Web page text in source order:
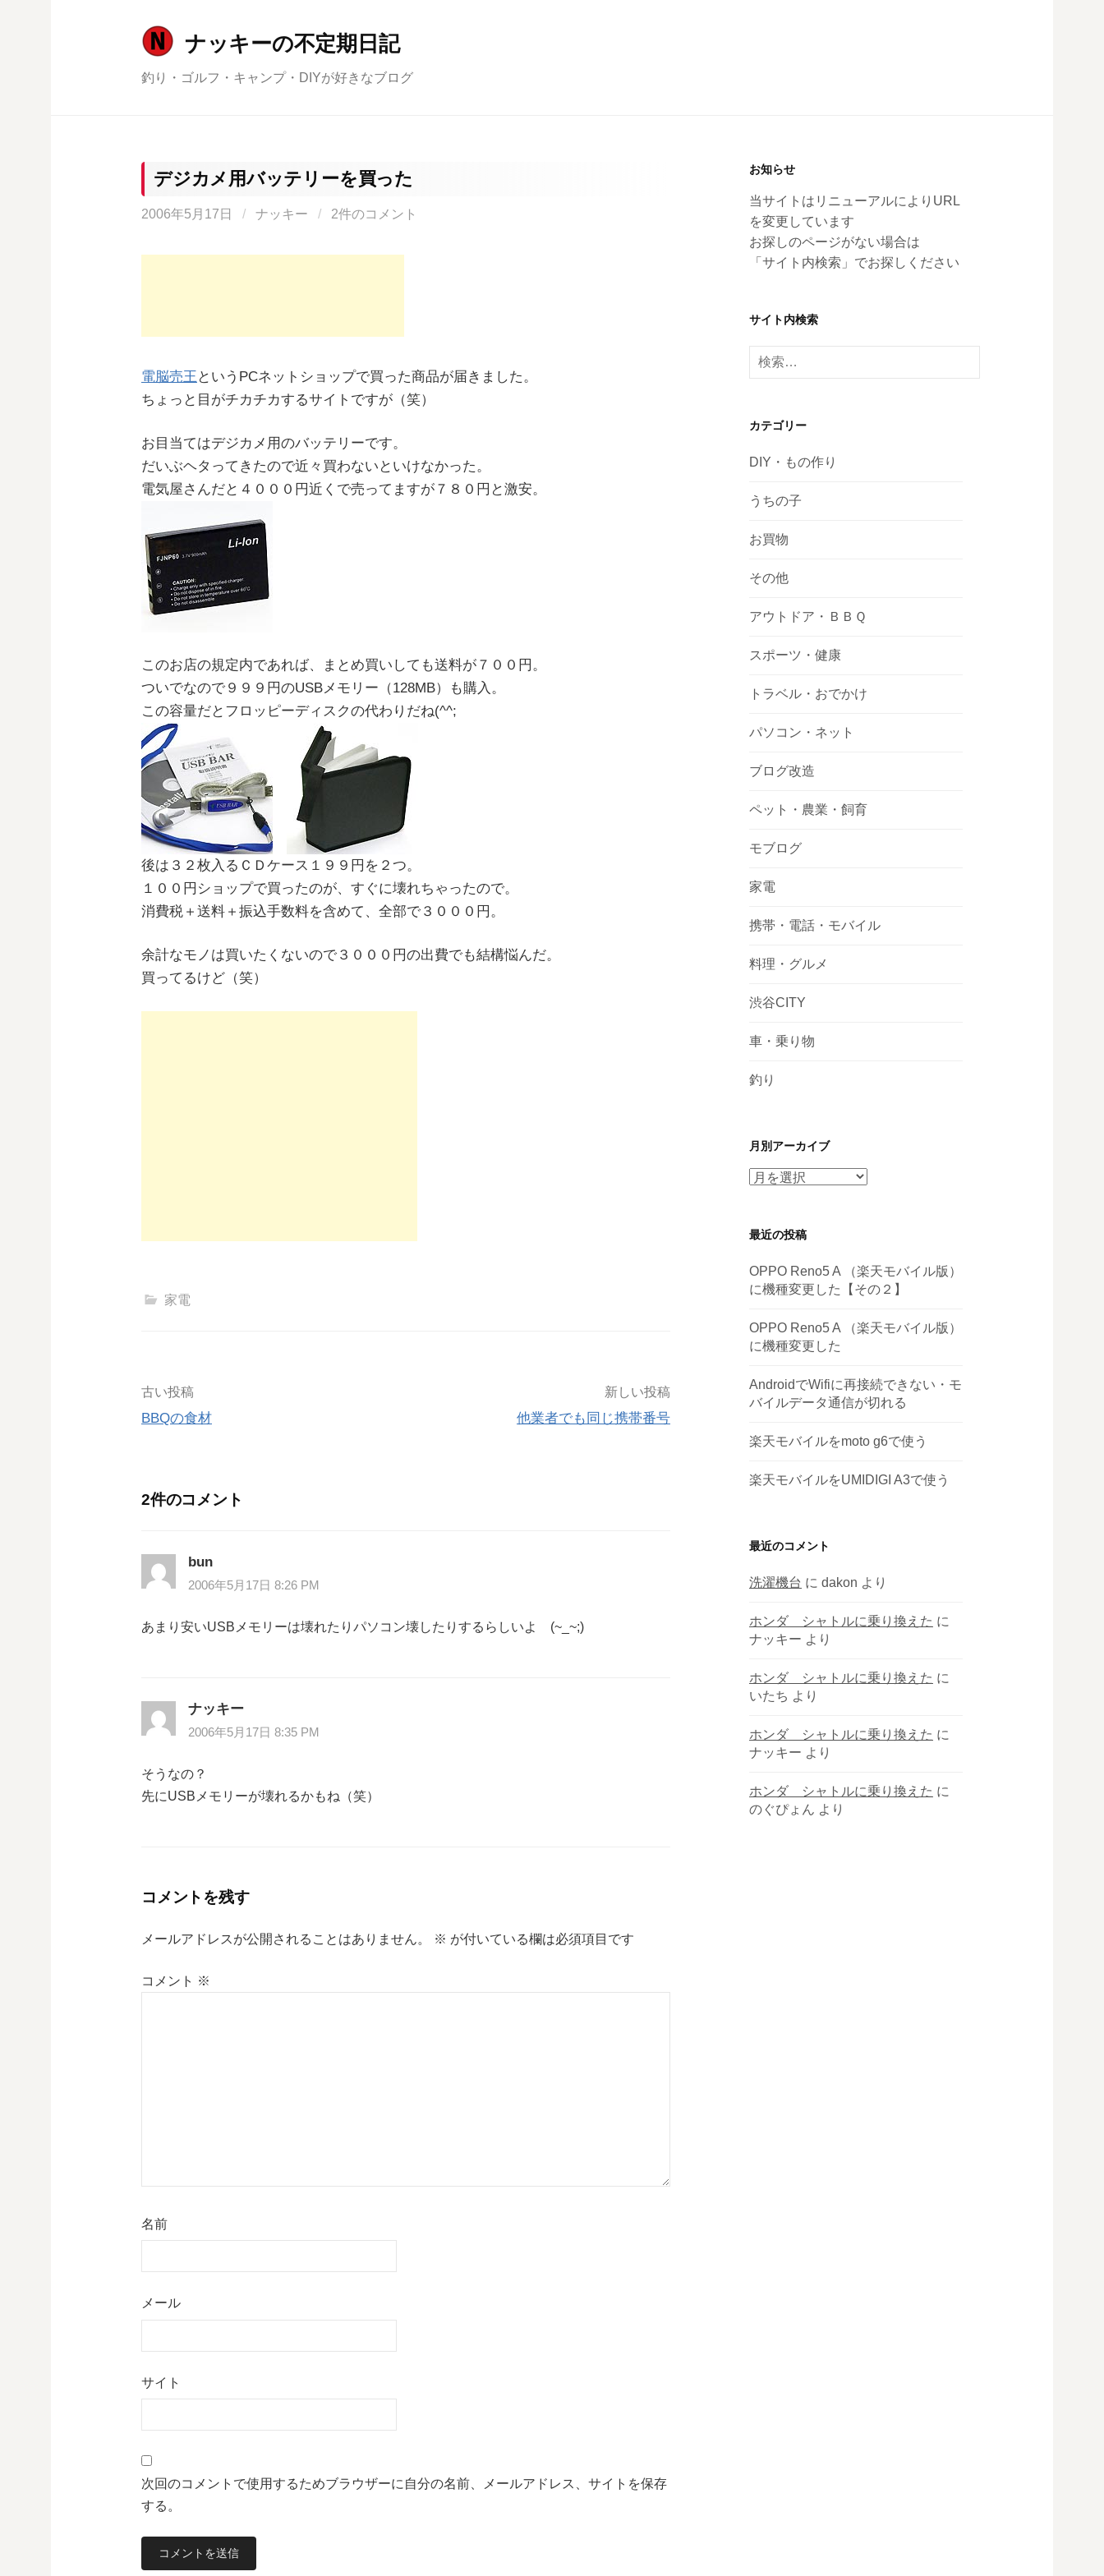
ナッキーの不定期日記
釣り・ゴルフ・キャンプ・DIYが好きなブログ
デジカメ用バッテリーを買った
2006年5月17日 / ナッキー / 2件のコメント
電脳売王 というPCネットショップで買った商品が届きました。
ちょっと目がチカチカするサイトですが（笑）
お目当てはデジカメ用のバッテリーです。
だいぶヘタってきたので近々買わないといけなかった。
電気屋さんだと４０００円近くで売ってますが７８０円と激安。
このお店の規定内であれば、まとめ買いしても送料が７００円。
ついでなので９９９円のUSBメモリー（128MB）も購入。
この容量だとフロッピーディスクの代わりだね(^^;
後は３２枚入るＣＤケース１９９円を２つ。
１００円ショップで買ったのが、すぐに壊れちゃったので。
消費税＋送料＋振込手数料を含めて、全部で３０００円。
余計なモノは買いたくないので３０００円の出費でも結構悩んだ。
買ってるけど（笑）
家電
投
ビ
ゲ
ー
シ
ン
古い投稿
BBQの食材
新しい投稿
他業者でも同じ携帯番号
2件のコメント
bun
2006年5月17日 8:26 PM
あまり安いUSBメモリーは壊れたりパソコン壊したりするらしいよ (~_~;)
ナッキー
2006年5月17日 8:35 PM
そうなの？
先にUSBメモリーが壊れるかもね（笑）
コメントを残す
メールアドレスが公開されることはありません。 ※ が付いている欄は必須項目です
コメント ※
名前
メール
サイト
次回のコメントで使用するためブラウザーに自分の名前、メールアドレス、サイトを保存
する。
お知らせ
当サイトはリニューアルによりURL
を変更しています
お探しのページがない場合は
「サイト内検索」でお探しください
サイト内検索
検
索:
カテゴリー
DIY・もの作り
うちの子
お買物
その他
アウトドア・ＢＢＱ
スポーツ・健康
トラベル・おでかけ
パソコン・ネット
ブログ改造
ペット・農業・飼育
モブログ
家電
携帯・電話・モバイル
料理・グルメ
渋谷CITY
車・乗り物
釣り
月別アーカイブ
月
ー
イ
ブ
最近の投稿
OPPO Reno5 A （楽天モバイル版）
に機種変更した【その２】
OPPO Reno5 A （楽天モバイル版）
に機種変更した
AndroidでWifiに再接続できない・モ
バイルデータ通信が切れる
楽天モバイルをmoto g6で使う
楽天モバイルをUMIDIGI A3で使う
最近のコメント
洗濯機台 に dakon より
ホンダ シャトルに乗り換えた に
ナッキー より
ホンダ シャトルに乗り換えた に
いたち より
ホンダ シャトルに乗り換えた に
ナッキー より
ホンダ シャトルに乗り換えた に
のぐぴょん より